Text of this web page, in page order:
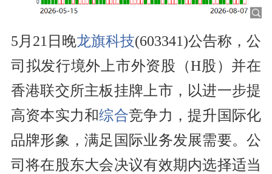
5月21日晚龙旗科技(603341)公告称，公
司拟发行境外上市外资股（H股）并在
香港联交所主板挂牌上市，以进一步提
高资本实力和综合竞争力，提升国际化
品牌形象，满足国际业务发展需要。公
司将在股东大会决议有效期内选择适当